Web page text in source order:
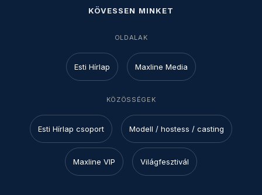
KÖVESSEN MINKET
OLDALAK
Esti Hírlap Maxline Media
KÖZÖSSÉGEK
Esti Hírlap csoport Modell / hostess / casting
Maxline VIP Világfesztivál